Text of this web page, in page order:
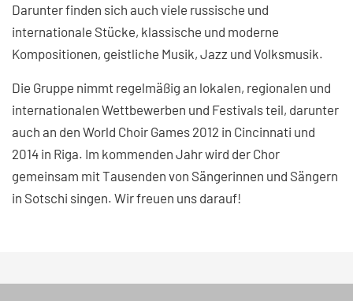
Darunter finden sich auch viele russische und
internationale Stücke, klassische und moderne
Kompositionen, geistliche Musik, Jazz und Volksmusik.
Die Gruppe nimmt regelmäßig an lokalen, regionalen und
internationalen Wettbewerben und Festivals teil, darunter
auch an den World Choir Games 2012 in Cincinnati und
2014 in Riga. Im kommenden Jahr wird der Chor
gemeinsam mit Tausenden von Sängerinnen und Sängern
in Sotschi singen. Wir freuen uns darauf!